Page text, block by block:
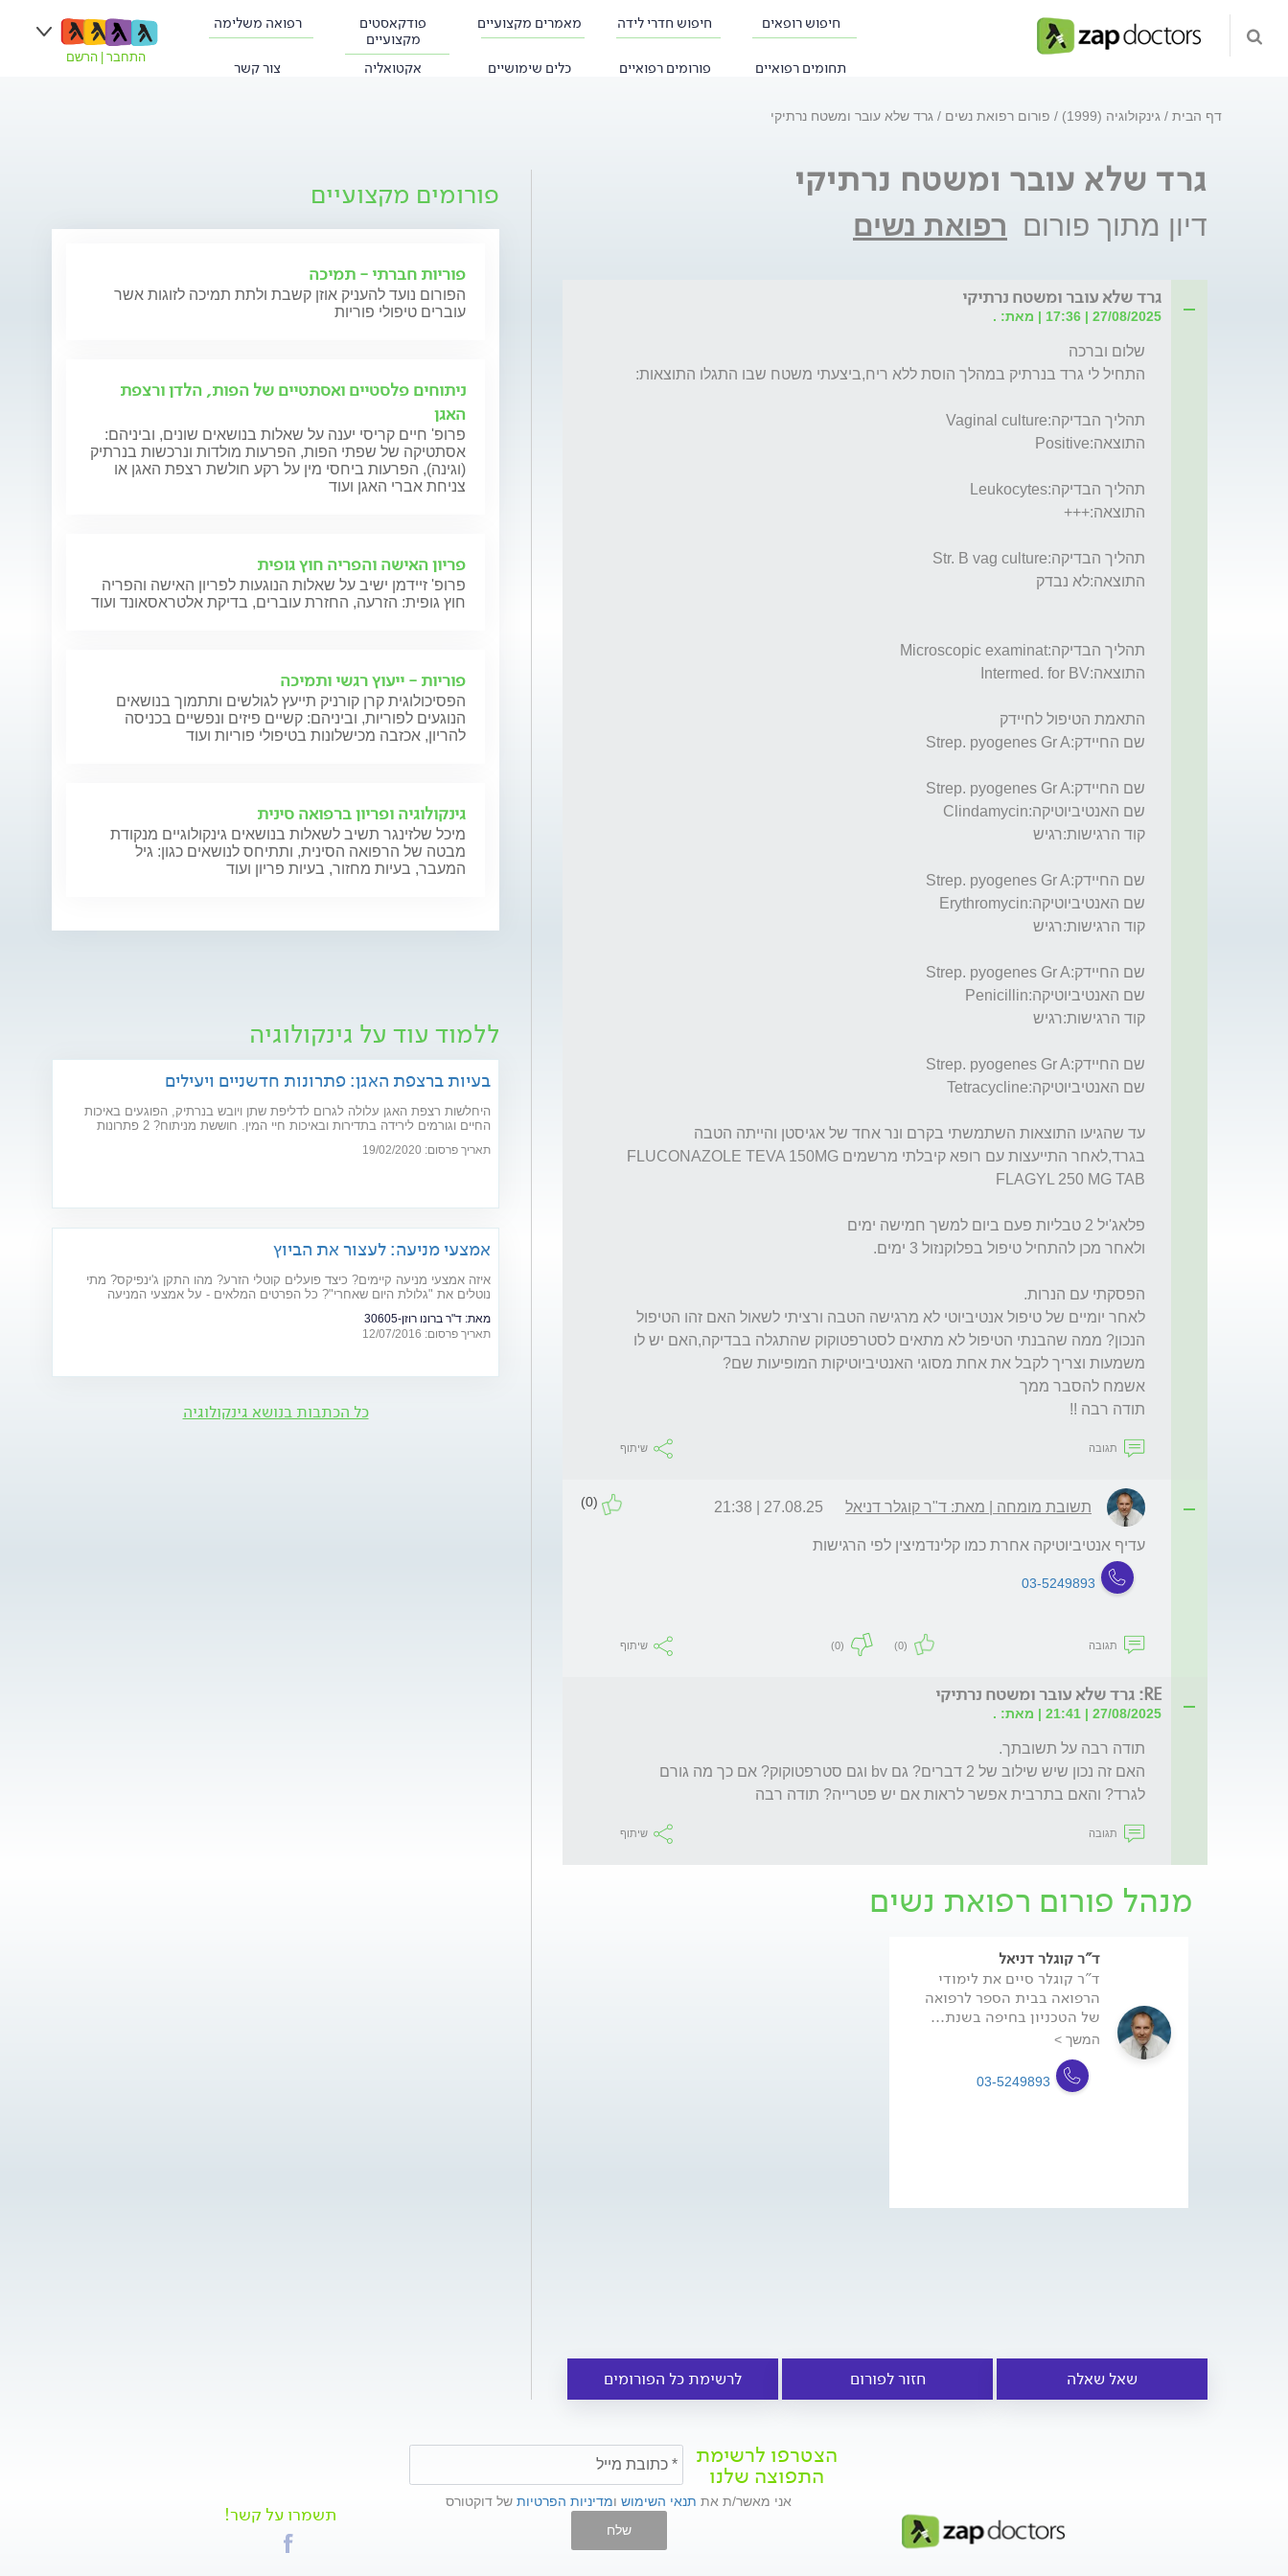
חיפוש רופאים חיפוש חדרי לידה מאמרים מקצועיים
פודקאסטים
מקצועיים
רפואה משלימה
תחומים רפואיים פורומים רפואיים כלים שימושיים אקטואליה צור קשר
התחבר הרשם
דף הבית גינקולוגיה (1999) פורום רפואת נשים גרד שלא עובר ומשטח נרתיקי
גרד שלא עובר ומשטח נרתיקי
דיון מתוך פורום רפואת נשים
גרד שלא עובר ומשטח נרתיקי
27/08/2025 | 17:36 | מאת: .
תודה רבה !!
תגובה שיתוף
תשובת מומחה | מאת: ד"ר קוגלר דניאל 27.08.25 | 21:38
(0)
עדיף אנטיביוטיקה אחרת כמו קלינדמיצין לפי הרגישות
03-5249893
תגובה (0)
(0) שיתוף
RE: גרד שלא עובר ומשטח נרתיקי
27/08/2025 | 21:41 | מאת: .
לגרד? והאם בתרבית אפשר לראות אם יש פטרייה? תודה רבה
תגובה שיתוף
מנהל פורום רפואת נשים
ד"ר קוגלר דניאל
ד"ר קוגלר סיים את לימודי
הרפואה בבית הספר לרפואה
של הטכניון בחיפה בשנת...
המשך >
03-5249893
שאל שאלה חזור לפורום לרשימת כל הפורומים
פורומים מקצועיים
פוריות חברתי - תמיכה
הפורום נועד להעניק אוזן קשבת ולתת תמיכה לזוגות אשר
עוברים טיפולי פוריות
ניתוחים פלסטיים ואסתטיים של הפות, הלדן ורצפת
האגן
פרופ' חיים קריסי יענה על שאלות בנושאים שונים, וביניהם:
אסתטיקה של שפתי הפות, הפרעות מולדות ונרכשות בנרתיק
(וגינה), הפרעות ביחסי מין על רקע חולשת רצפת האגן או
צניחת אברי האגן ועוד
פריון האישה והפריה חוץ גופית
פרופ' זיידמן ישיב על שאלות הנוגעות לפריון האישה והפריה
חוץ גופית: הזרעה, החזרת עוברים, בדיקת אלטראסאונד ועוד
פוריות - ייעוץ רגשי ותמיכה
הפסיכולוגית קרן קורניק תייעץ לגולשים ותתמוך בנושאים
הנוגעים לפוריות, וביניהם: קשיים פיזים ונפשיים בכניסה
להריון, אכזבה מכישלונות בטיפולי פוריות ועוד
גינקולוגיה ופריון ברפואה סינית
מיכל שלזינגר תשיב לשאלות בנושאים גינקולוגיים מנקודת
מבטה של הרפואה הסינית, ותתיחס לנושאים כגון: גיל
המעבר, בעיות מחזור, בעיות פריון ועוד
ללמוד עוד על גינקולוגיה
בעיות ברצפת האגן: פתרונות חדשניים ויעילים
היחלשות רצפת האגן עלולה לגרום לדליפת שתן ויובש בנרתיק, הפוגעים באיכות
החיים וגורמים לירידה בתדירות ובאיכות חיי המין. חוששת מניתוח? 2 פתרונות
תאריך פרסום: 19/02/2020
אמצעי מניעה: לעצור את הביוץ
איזה אמצעי מניעה קיימים? כיצד פועלים קוטלי הזרע? מהו התקן ג'ינפיקס? מתי
נוטלים את "גלולת היום שאחרי"? כל הפרטים המלאים - על אמצעי המניעה
מאת: ד"ר ברונו רוזן-30605
תאריך פרסום: 12/07/2016
כל הכתבות בנושא גינקולוגיה
הצטרפו לרשימת
התפוצה שלנו
אני מאשר/ת את תנאי השימוש ומדיניות הפרטיות של דוקטורס
שלח
תשמרו על קשר!